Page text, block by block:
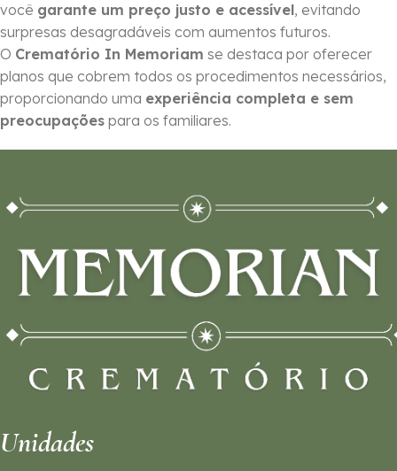
você garante um preço justo e acessível, evitando
surpresas desagradáveis com aumentos futuros.
O Crematório In Memoriam se destaca por oferecer
planos que cobrem todos os procedimentos necessários,
proporcionando uma experiência completa e sem
preocupações para os familiares.
Unidades